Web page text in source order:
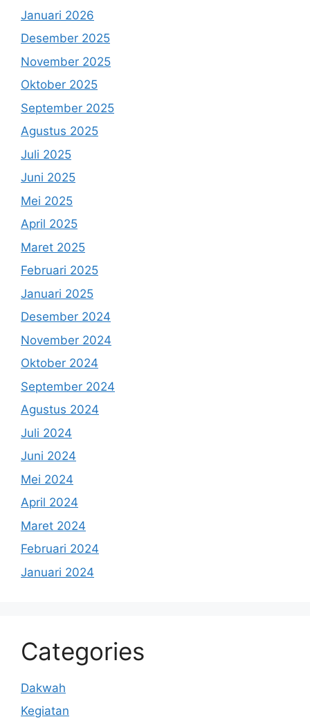
Januari 2026
Desember 2025
November 2025
Oktober 2025
September 2025
Agustus 2025
Juli 2025
Juni 2025
Mei 2025
April 2025
Maret 2025
Februari 2025
Januari 2025
Desember 2024
November 2024
Oktober 2024
September 2024
Agustus 2024
Juli 2024
Juni 2024
Mei 2024
April 2024
Maret 2024
Februari 2024
Januari 2024
Categories
Dakwah
Kegiatan